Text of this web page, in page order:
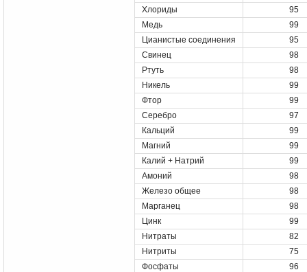
Хлориды
95
Медь
99
Цианистые соединения
95
Свинец
98
Ртуть
98
Никель
99
Фтор
99
Серебро
97
Кальций
99
Магний
99
Калий + Натрий
99
Амоний
98
Железо общее
98
Марганец
98
Цинк
99
Нитраты
82
Нитриты
75
Фосфаты
96